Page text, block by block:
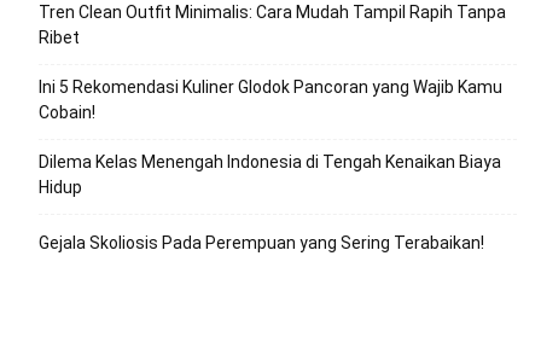
Tren Clean Outfit Minimalis: Cara Mudah Tampil Rapih Tanpa
Ribet
Ini 5 Rekomendasi Kuliner Glodok Pancoran yang Wajib Kamu
Cobain!
Dilema Kelas Menengah Indonesia di Tengah Kenaikan Biaya
Hidup
Gejala Skoliosis Pada Perempuan yang Sering Terabaikan!